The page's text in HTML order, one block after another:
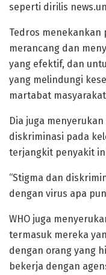
seperti dirilis
Tedros menekankan
merancang dan
yang efektif, dan
yang melindungi
martabat
Dia juga
diskriminasi pada
terjangkit penyakit
“Stigma dan
dengan virus apa
WHO juga
termasuk mereka
dengan orang yang
bekerja dengan